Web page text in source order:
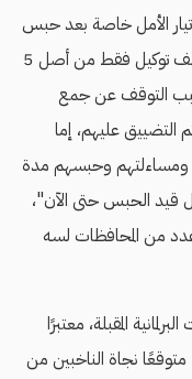
الأمل خاصة بعد حبس
مؤسسيه، يوضح أبو الديار أنهم جمعوا نحو ألف توكيل فقط من أصل 5
التوقف عن جمع
التضييق عليهم، إما
ومساءلتهم وحبسهم مدة
قيد الحبس حتى الآن"،
في عدد من المحافظات لسه
المقبلة، معتبرًا
متوقعًا نجاة الناخبين من